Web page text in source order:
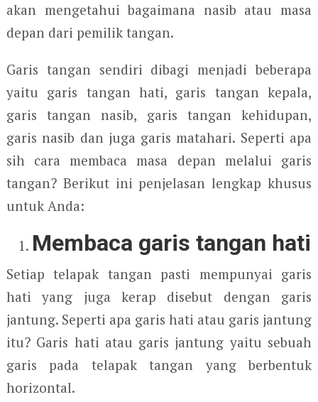
akan mengetahui bagaimana nasib atau masa
depan dari pemilik tangan.
Garis tangan sendiri dibagi menjadi beberapa
yaitu garis tangan hati, garis tangan kepala,
garis tangan nasib, garis tangan kehidupan,
garis nasib dan juga garis matahari. Seperti apa
sih cara membaca masa depan melalui garis
tangan? Berikut ini penjelasan lengkap khusus
untuk Anda:
Membaca garis tangan hati
Setiap telapak tangan pasti mempunyai garis
hati yang juga kerap disebut dengan garis
jantung. Seperti apa garis hati atau garis jantung
itu? Garis hati atau garis jantung yaitu sebuah
garis pada telapak tangan yang berbentuk
horizontal.